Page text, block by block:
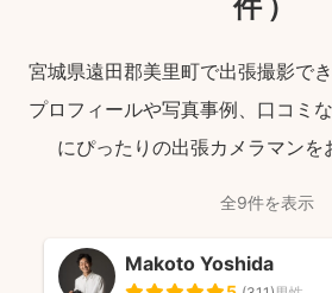
宮城県遠田郡美里町で出張撮影で
プロフィールや写真事例、口コミ
にぴったりの出張カメラマンを
全9件を表示
Makoto Yoshida